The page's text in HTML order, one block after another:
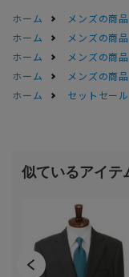
ホーム メンズの商品
ホーム
メンズの商品
ホーム
メンズの商品
ホーム
メンズの商品
ホーム
セットセール